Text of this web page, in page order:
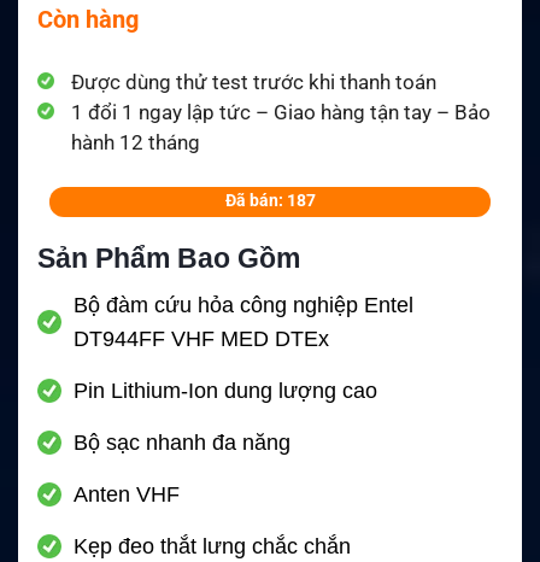
Còn hàng
Được dùng thử test trước khi thanh toán
1 đổi 1 ngay lập tức – Giao hàng tận tay – Bảo
hành 12 tháng
Đã bán: 187
Sản Phẩm Bao Gồm
Bộ đàm cứu hỏa công nghiệp Entel
DT944FF VHF MED DTEx
Pin Lithium-Ion dung lượng cao
Bộ sạc nhanh đa năng
Anten VHF
Kẹp đeo thắt lưng chắc chắn